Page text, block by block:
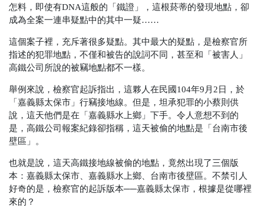
怎料，即使有DNA這般的「鐵證」，這根菸蒂的發現地點，卻
成為全案一連串疑點中的其中一疑……
這個案子裡，充斥著很多疑點。其中最大的疑點，是檢察官所
指述的犯罪地點，不僅和被告的說詞不同，甚至和「被害人」
高鐵公司所說的被竊地點都不一樣。
舉例來說，檢察官起訴指出，這夥人在民國104年9月2日，於
「嘉義縣太保市」行竊接地線。但是，坦承犯罪的小蔡則供
說，這天他們是在「嘉義縣水上鄉」下手。令人意想不到的
是，高鐵公司報案紀錄卻指稱，這天被偷的地點是「台南市後
壁區」。
也就是說，這天高鐵接地線被偷的地點，竟然出現了三個版
本：嘉義縣太保市、嘉義縣水上鄉、台南市後壁區。不禁引人
好奇的是，檢察官的起訴版本──嘉義縣太保市，根據是從哪裡
來的？